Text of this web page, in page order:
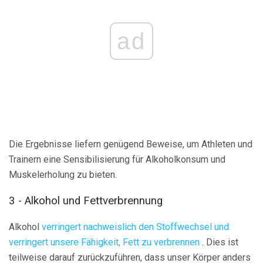
ad
Die Ergebnisse liefern genügend Beweise, um Athleten und
Trainern eine Sensibilisierung für Alkoholkonsum und
Muskelerholung zu bieten.
3 - Alkohol und Fettverbrennung
Alkohol verringert nachweislich den Stoffwechsel und
verringert unsere Fähigkeit, Fett zu verbrennen . Dies ist
teilweise darauf zurückzuführen, dass unser Körper anders